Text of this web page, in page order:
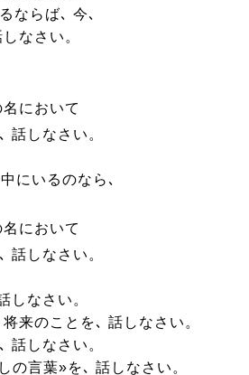
ならば､ 今､
なさい。
名において
話しなさい。
にいるのなら､
名において
話しなさい。
しなさい。
来のことを､ 話しなさい。
話しなさい。
の言葉»を､ 話しなさい。